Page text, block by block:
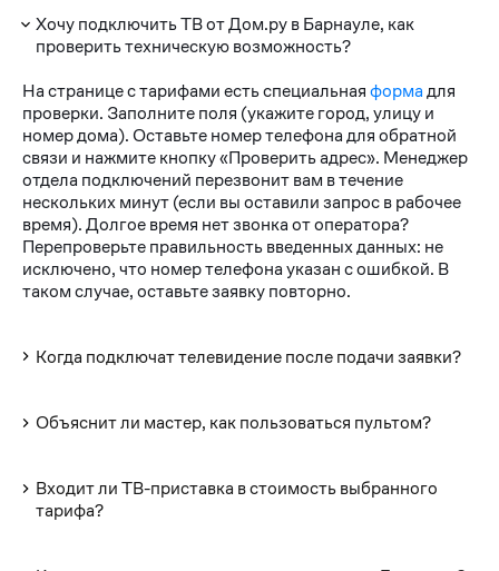
Хочу подключить ТВ от Дом.ру в Барнауле, как
проверить техническую возможность?
На странице с тарифами есть специальнаяформадля
проверки. Заполните поля (укажите город, улицу и
номер дома). Оставьте номер телефона для обратной
связи и нажмите кнопку «Проверить адрес». Менеджер
отдела подключений перезвонит вам в течение
нескольких минут (если вы оставили запрос в рабочее
время). Долгое время нет звонка от оператора?
Перепроверьте правильность введенных данных: не
исключено, что номер телефона указан с ошибкой. В
таком случае, оставьте заявку повторно.
Когда подключат телевидение после подачи заявки?
Объяснит ли мастер, как пользоваться пультом?
Входит ли ТВ-приставка в стоимость выбранного
тарифа?